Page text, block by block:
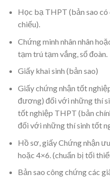
Học bạ THPT (bản sao
chiếu).
Chứng minh nhân nhân
tạm trú tạm vắng, sổ đoàn.
Giấy khai sinh (bản sao)
Giấy chứng nhận tốt
đương) đối với những thí
tốt nghiệp THPT (bản
đối với những thí sinh tốt
Hồ sơ, giấy Chứng nhận
hoặc 4×6. (chuẩn bị tối
Bản sao công chứng các